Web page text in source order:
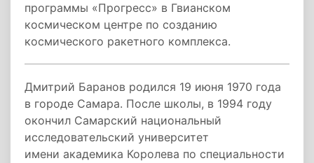
программы «Прогресс» в Гвианском
космическом центре по созданию
космического ракетного комплекса.
Дмитрий Баранов родился 19 июня 1970 года
в городе Самара. После школы, в 1994 году
окончил Самарский национальный
исследовательский университет
имени академика Королева по специальности